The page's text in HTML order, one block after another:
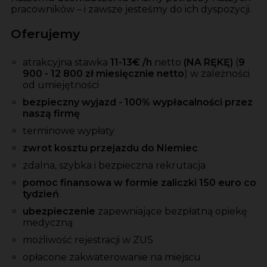
pracowników – i zawsze jesteśmy do ich dyspozycji.
Oferujemy
atrakcyjna stawka 11-13€ /h netto (NA RĘKĘ) (9
900 - 12 800 zł miesięcznie netto) w zależności
od umiejętności
bezpieczny wyjazd - 100% wypłacalności przez
naszą firmę
terminowe wypłaty
zwrot kosztu przejazdu do Niemiec
zdalna, szybka i bezpieczna rekrutacja
pomoc finansowa w formie zaliczki 150 euro co
tydzień
ubezpieczenie zapewniające bezpłatną opiekę
medyczną
możliwość rejestracji w ZUS
opłacone zakwaterowanie na miejscu